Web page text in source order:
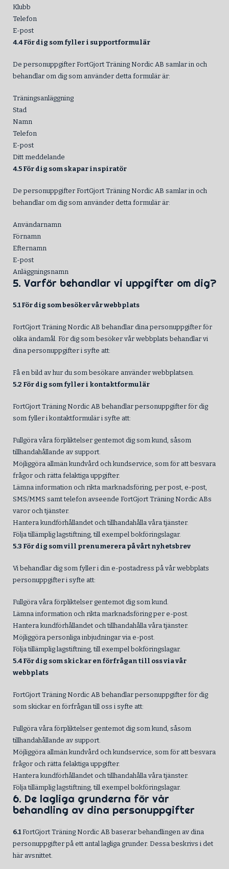
Klubb
Telefon
E-post
4.4 För dig som fyller i supportformulär
De personuppgifter FortGjort Träning Nordic AB samlar in och
behandlar om dig som använder detta formulär är:
Träningsanläggning
Stad
Namn
Telefon
E-post
Ditt meddelande
4.5 För dig som skapar inspiratör
De personuppgifter FortGjort Träning Nordic AB samlar in och
behandlar om dig som använder detta formulär är:
Användarnamn
Förnamn
Efternamn
E-post
Anläggningsnamn
5. Varför behandlar vi uppgifter om dig?
5.1 För dig som besöker vår webbplats
FortGjort Träning Nordic AB behandlar dina personuppgifter för
olika ändamål. För dig som besöker vår webbplats behandlar vi
dina personuppgifter i syfte att:
Få en bild av hur du som besökare använder webbplatsen.
5.2 För dig som fyller i kontaktformulär
FortGjort Träning Nordic AB behandlar personuppgifter för dig
som fyller i kontaktformulär i syfte att:
Fullgöra våra förpliktelser gentemot dig som kund, såsom
tillhandahållande av support.
Möjliggöra allmän kundvård och kundservice, som för att besvara
frågor och rätta felaktiga uppgifter.
Lämna information och rikta marknadsföring, per post, e-post,
SMS/MMS samt telefon avseende FortGjort Träning Nordic ABs
varor och tjänster.
Hantera kundförhållandet och tillhandahålla våra tjänster.
Följa tillämplig lagstiftning, till exempel bokföringslagar.
5.3 För dig som vill prenumerera på vårt nyhetsbrev
Vi behandlar dig som fyller i din e-postadress på vår webbplats
personuppgifter i syfte att:
Fullgöra våra förpliktelser gentemot dig som kund.
Lämna information och rikta marknadsföring per e-post.
Hantera kundförhållandet och tillhandahålla våra tjänster.
Möjliggöra personliga inbjudningar via e-post.
Följa tillämplig lagstiftning, till exempel bokföringslagar.
5.4 För dig som skickar en förfrågan till oss via vår
webbplats
FortGjort Träning Nordic AB behandlar personuppgifter för dig
som skickar en förfrågan till oss i syfte att:
Fullgöra våra förpliktelser gentemot dig som kund, såsom
tillhandahållande av support.
Möjliggöra allmän kundvård och kundservice, som för att besvara
frågor och rätta felaktiga uppgifter.
Hantera kundförhållandet och tillhandahålla våra tjänster.
Följa tillämplig lagstiftning, till exempel bokföringslagar.
6. De lagliga grunderna för vår
behandling av dina personuppgifter
6.1FortGjort Träning Nordic AB baserar behandlingen av dina
personuppgifter på ett antal lagliga grunder. Dessa beskrivs i det
här avsnittet.